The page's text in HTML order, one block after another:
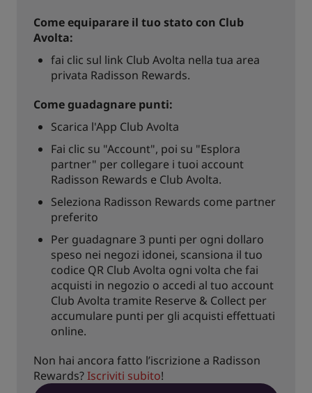
Come equiparare il tuo stato con Club
Avolta:
fai clic sul link Club Avolta nella tua area
privata Radisson Rewards.
Come guadagnare punti:
Scarica l'App Club Avolta
Fai clic su "Account", poi su "Esplora
partner" per collegare i tuoi account
Radisson Rewards e Club Avolta.
Seleziona Radisson Rewards come partner
preferito
Per guadagnare 3 punti per ogni dollaro
speso nei negozi idonei, scansiona il tuo
codice QR Club Avolta ogni volta che fai
acquisti in negozio o accedi al tuo account
Club Avolta tramite Reserve & Collect per
accumulare punti per gli acquisti effettuati
online.
Non hai ancora fatto l’iscrizione a Radisson
Rewards?Iscriviti subito!